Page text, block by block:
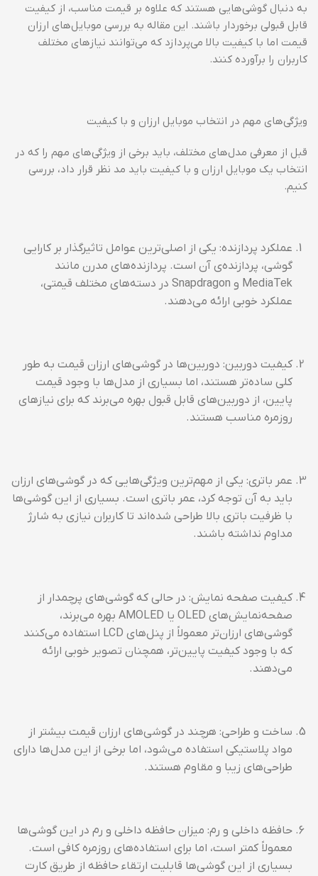
به دنبال گوشی‌هایی هستند که علاوه بر قیمت مناسب، از کیفیت
قابل قبولی برخوردار باشند. این مقاله به بررسی موبایل‌های ارزان
قیمت اما با کیفیت بالا می‌پردازد که می‌توانند نیازهای مختلف
کاربران را برآورده کنند.
ویژگی‌های مهم در انتخاب موبایل ارزان و با کیفیت
قبل از معرفی مدل‌های مختلف، باید برخی از ویژگی‌های مهم را که در
انتخاب یک موبایل ارزان و با کیفیت باید مد نظر قرار داد، بررسی
کنیم.
عملکرد پردازنده: یکی از اصلی‌ترین عوامل تاثیرگذار بر کارایی
گوشی، پردازنده‌ی آن است. پردازنده‌های مدرن مانند
MediaTek و Snapdragon در دسته‌های مختلف قیمتی،
عملکرد خوبی ارائه می‌دهند.
کیفیت دوربین: دوربین‌ها در گوشی‌های ارزان قیمت به طور
کلی ساده‌تر هستند، اما بسیاری از مدل‌ها با وجود قیمت
پایین، از دوربین‌های قابل قبول بهره می‌برند که برای نیازهای
روزمره مناسب هستند.
عمر باتری: یکی از مهم‌ترین ویژگی‌هایی که در گوشی‌های ارزان
باید به آن توجه کرد، عمر باتری است. بسیاری از این گوشی‌ها
با ظرفیت باتری بالا طراحی شده‌اند تا کاربران نیازی به شارژ
مداوم نداشته باشند.
کیفیت صفحه نمایش: در حالی که گوشی‌های پرچمدار از
صفحه‌نمایش‌های OLED یا AMOLED بهره می‌برند،
گوشی‌های ارزان‌تر معمولاً از پنل‌های LCD استفاده می‌کنند
که با وجود کیفیت پایین‌تر، همچنان تصویر خوبی ارائه
می‌دهند.
ساخت و طراحی: هرچند در گوشی‌های ارزان قیمت بیشتر از
مواد پلاستیکی استفاده می‌شود، اما برخی از این مدل‌ها دارای
طراحی‌های زیبا و مقاوم هستند.
حافظه داخلی و رم: میزان حافظه داخلی و رم در این گوشی‌ها
معمولاً کمتر است، اما برای استفاده‌های روزمره کافی است.
بسیاری از این گوشی‌ها قابلیت ارتقاء حافظه از طریق کارت